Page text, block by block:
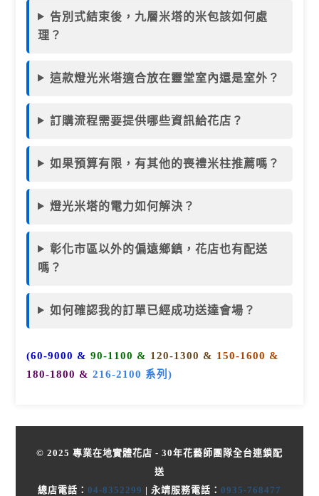
告別式結束後，九層米塔的米包該如何處
理？
這款燈光米塔適合放在靈堂室內還是室外？
訂購流程需要提供哪些資訊給花店？
如果預算有限，有其他的喪禮米柱推薦嗎？
燈光米塔的電力如何解決？
彰化市區以外的偏遠鄉鎮，花店也有配送
嗎？
如何確認我的訂單已經成功送達會場？
(60-9000 &90-1100 & 120-1300 & 150-1600 &
180-1800 &216-2100 系列)
© 2025 專業在地實體花店 - 30年花藝師團隊全台連鎖配
送
總店電話： 04-8352299 | 永靖服務電話： 0935-768477